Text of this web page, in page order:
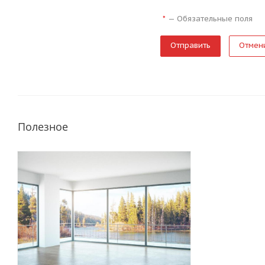
* —Обязательные поля
Полезное